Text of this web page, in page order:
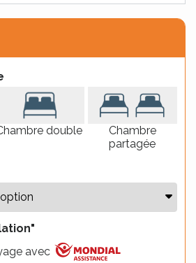
double
Chambre
partagée
avec